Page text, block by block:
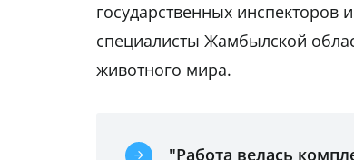
государственных инспекторов
специалисты Жамбылской
животного мира.
"Работа велась